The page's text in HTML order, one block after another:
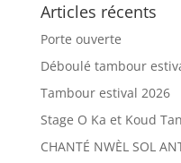
Articles récents
Porte ouverte
Déboulé tambour
Tambour estival 2026
Stage O Ka et Koud
CHANTÉ NWÈL SOL